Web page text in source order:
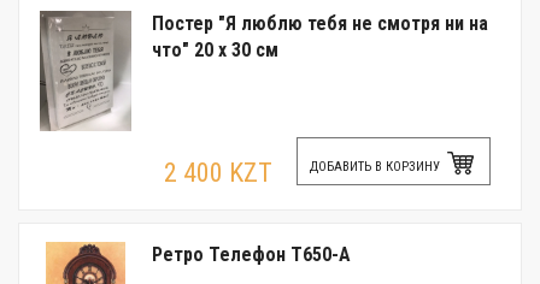
Постер "Я люблю тебя не смотря ни на
что" 20 x 30 см
2 400 KZT ДОБАВИТЬ В КОРЗИНУ
Ретро Телефон T650-A